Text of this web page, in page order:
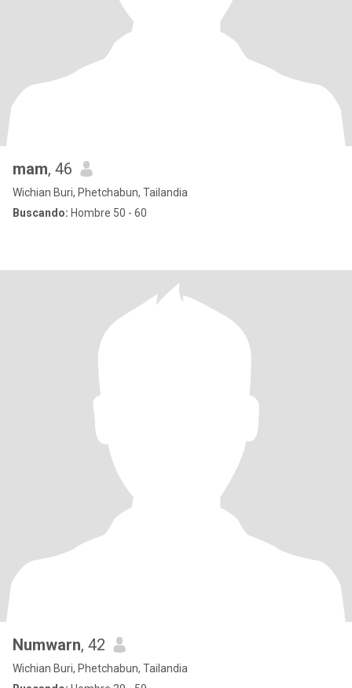
mam, 46
Wichian Buri, Phetchabun, Tailandia
Buscando: Hombre 50 - 60
Numwarn, 42
Wichian Buri, Phetchabun, Tailandia